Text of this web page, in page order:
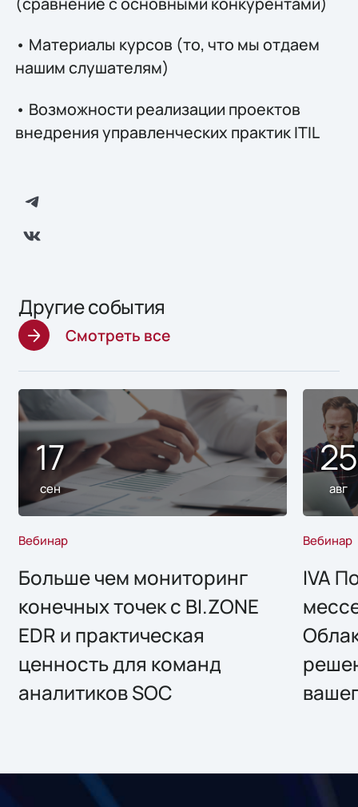
• Материалы курсов (то, что мы отдаем
нашим слушателям)
• Возможности реализации проектов
внедрения управленческих практик ITIL
Другие события
Смотреть все
17
сен
Вебинар
Больше чем мониторинг
конечных точек с BI.ZONE
EDR и практическая
ценность для команд
аналитиков SOC
25
авг
Вебинар
IVA